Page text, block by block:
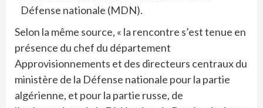
Défense nationale (MDN).
Selon la même source, « la rencontre s’est tenue en
présence du chef du département
Approvisionnements et des directeurs centraux du
ministère de la Défense nationale pour la partie
algérienne, et pour la partie russe, de